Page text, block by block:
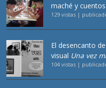
maché y
129 vistas |
El desencanto
visual Una vez
104 vistas |